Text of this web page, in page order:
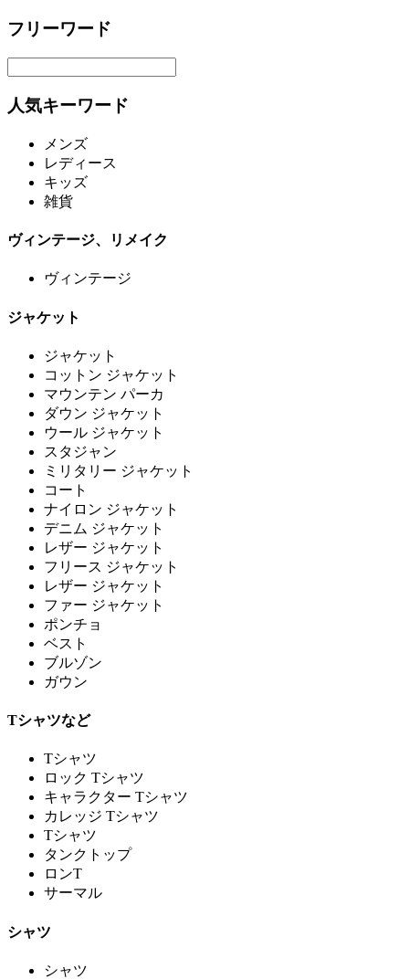
フリーワード
人気キーワード
メンズ
レディース
キッズ
雑貨
ヴィンテージ、リメイク
ヴィンテージ
ジャケット
ジャケット
コットン ジャケット
マウンテン パーカ
ダウン ジャケット
ウール ジャケット
スタジャン
ミリタリー ジャケット
コート
ナイロン ジャケット
デニム ジャケット
レザー ジャケット
フリース ジャケット
レザー ジャケット
ファー ジャケット
ポンチョ
ベスト
ブルゾン
ガウン
Tシャツなど
Tシャツ
ロック Tシャツ
キャラクター Tシャツ
カレッジ Tシャツ
Tシャツ
タンクトップ
ロンT
サーマル
シャツ
シャツ